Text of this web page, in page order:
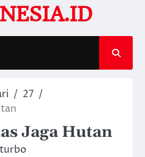
27
Jaga Hutan
turbo